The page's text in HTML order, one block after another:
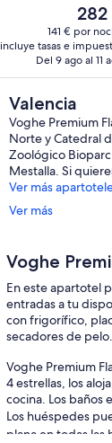
El
actual
es
de
282
141 € por
incluye tasas e
Del 9 ago al 11
Valencia
Voghe Premium
Norte y Catedral
Zoológico
Mestalla. Si
Ver más
Ver más
Voghe
En este apartotel
entradas a tu
con frigorífico,
secadores de pelo.
Voghe Premium
4 estrellas, los
cocina. Los baños
Los huéspedes
plana en todas las